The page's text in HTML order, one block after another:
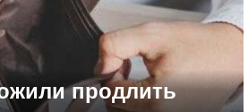
продлить